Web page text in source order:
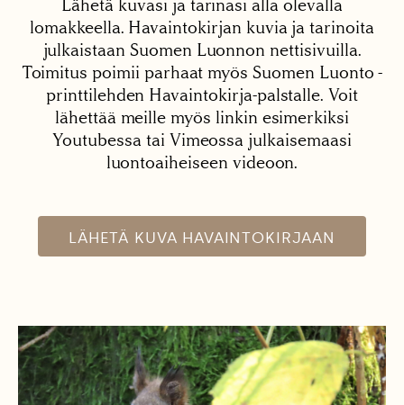
Lähetä kuvasi ja tarinasi alla olevalla
lomakkeella. Havaintokirjan kuvia ja tarinoita
julkaistaan Suomen Luonnon nettisivuilla.
Toimitus poimii parhaat myös Suomen Luonto -
printtilehden Havaintokirja-palstalle. Voit
lähettää meille myös linkin esimerkiksi
Youtubessa tai Vimeossa julkaisemaasi
luontoaiheiseen videoon.
LÄHETÄ KUVA HAVAINTOKIRJAAN